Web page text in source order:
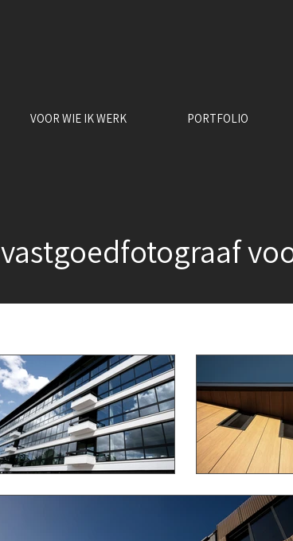
VOOR WIE IK WERK PORTFOLIO
vastgoedfotograaf